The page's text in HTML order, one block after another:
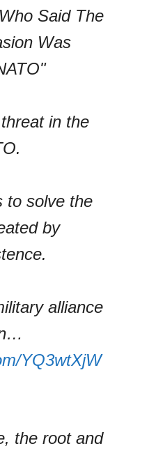
Said The
Was
in the
to solve the
by
alliance
YQ3wtXjW
the root and